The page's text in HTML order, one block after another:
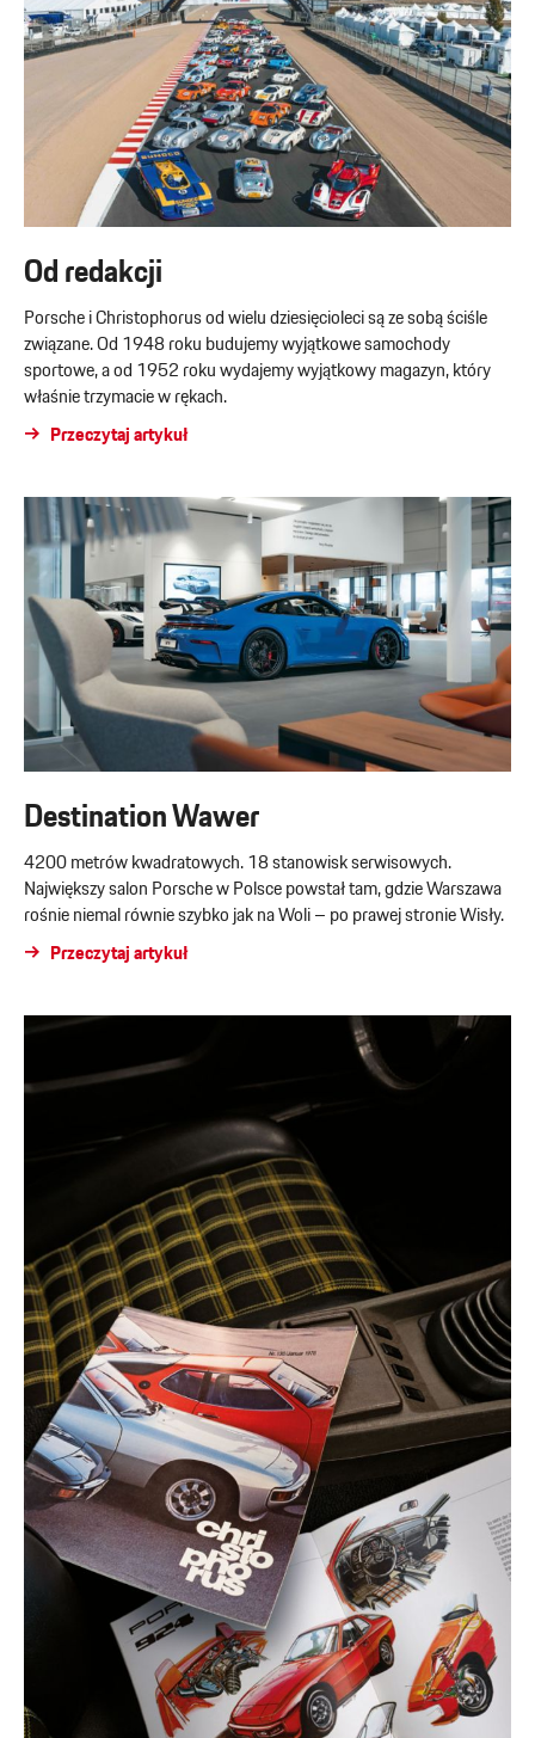
Od redakcji
Porsche i Christophorus od wielu dziesięcioleci są ze sobą ściśle
związane. Od 1948 roku budujemy wyjątkowe samochody
sportowe, a od 1952 roku wydajemy wyjątkowy magazyn, który
właśnie trzymacie w rękach.
Przeczytaj artykuł
Destination Wawer
4200 metrów kwadratowych. 18 stanowisk serwisowych.
Największy salon Porsche w Polsce powstał tam, gdzie Warszawa
rośnie niemal równie szybko jak na Woli – po prawej stronie Wisły.
Przeczytaj artykuł